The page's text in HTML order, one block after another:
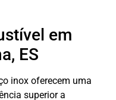
em
ES
inox oferecem uma
superior a